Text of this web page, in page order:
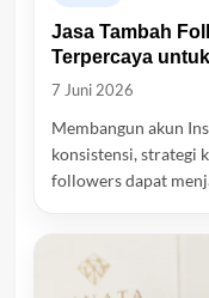
Jasa Tambah
Terpercaya
7 Juni 2026
Membangun akun
konsistensi, strategi
followers dapat